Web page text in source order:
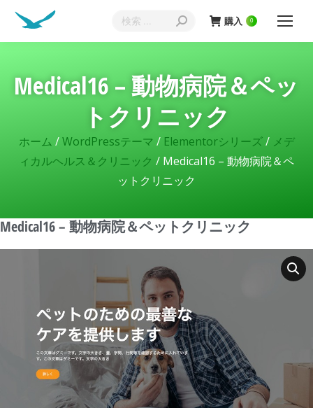
購入 0
Medical16 – 動物病院＆ペッ
トクリニック
ホーム /WordPressテーマ / Elementorシリーズ/ メデ
ィカルヘルス＆クリニック / Medical16 – 動物病院＆ペ
ットクリニック
Medical16 – 動物病院＆ペットクリニック